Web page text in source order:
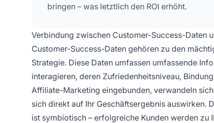
bringen – was letztlich den ROI erhöht.
Verbindung zwischen Customer-Success-Daten
Customer-Success-Daten gehören zu den
Strategie. Diese Daten umfassen umfassende
interagieren, deren Zufriedenheitsniveau,
Affiliate-Marketing eingebunden, verwandeln
sich direkt auf Ihr Geschäftsergebnis auswirken.
ist symbiotisch – erfolgreiche Kunden werden